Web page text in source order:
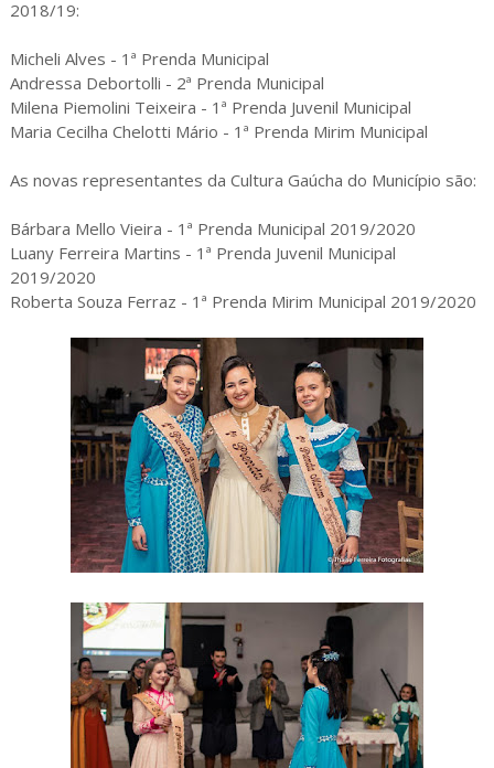
2018/19:
Micheli Alves - 1ª Prenda Municipal
Andressa Debortolli - 2ª Prenda Municipal
Milena Piemolini Teixeira - 1ª Prenda Juvenil Municipal
Maria Cecilha Chelotti Mário - 1ª Prenda Mirim Municipal
As novas representantes da Cultura Gaúcha do Município são:
Bárbara Mello Vieira - 1ª Prenda Municipal 2019/2020
Luany Ferreira Martins - 1ª Prenda Juvenil Municipal
2019/2020
Roberta Souza Ferraz - 1ª Prenda Mirim Municipal 2019/2020